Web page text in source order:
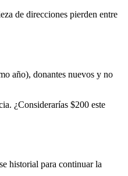
de direcciones pierden entre
año), donantes nuevos y no
¿Considerarías $200 este
historial para continuar la